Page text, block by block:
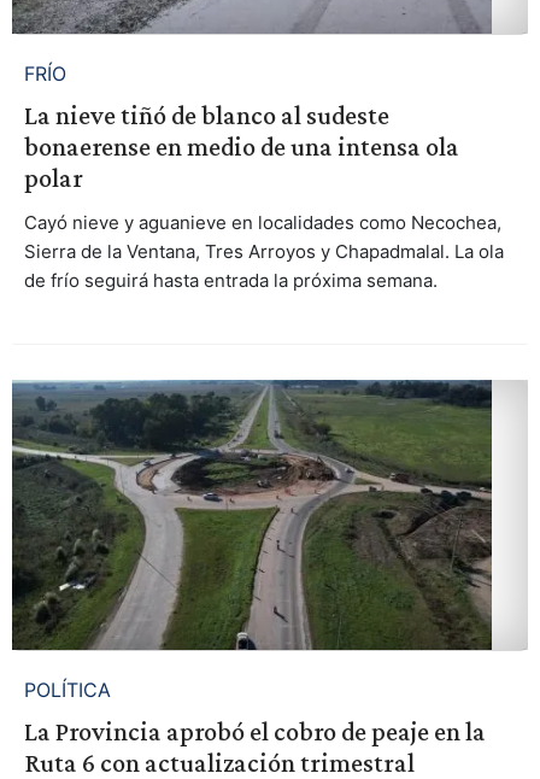
FRÍO
La nieve tiñó de blanco al sudeste
bonaerense en medio de una intensa ola
polar
Cayó nieve y aguanieve en localidades como Necochea,
Sierra de la Ventana, Tres Arroyos y Chapadmalal. La ola
de frío seguirá hasta entrada la próxima semana.
POLÍTICA
La Provincia aprobó el cobro de peaje en la
Ruta 6 con actualización trimestral